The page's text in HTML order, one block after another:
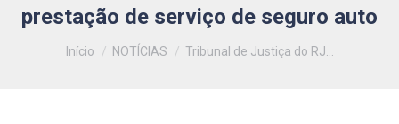
prestação de serviço de seguro auto
Você está aqui:
Início NOTÍCIAS Tribunal de Justiça do RJ…